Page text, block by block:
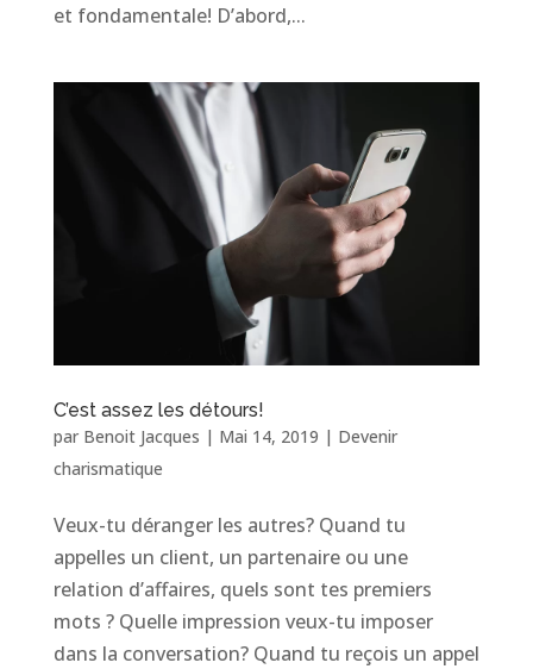
et fondamentale! D’abord,...
C’est assez les détours!
par Benoit Jacques | Mai 14, 2019 | Devenir
charismatique
Veux-tu déranger les autres? Quand tu
appelles un client, un partenaire ou une
relation d’affaires, quels sont tes premiers
mots ? Quelle impression veux-tu imposer
dans la conversation? Quand tu reçois un appel